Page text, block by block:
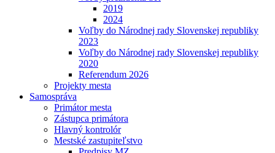
2019
2024
Voľby do Národnej rady Slovenskej republiky
2023
Voľby do Národnej rady Slovenskej republiky
2020
Referendum 2026
Projekty mesta
Samospráva
Primátor mesta
Zástupca primátora
Hlavný kontrolór
Mestské zastupiteľstvo